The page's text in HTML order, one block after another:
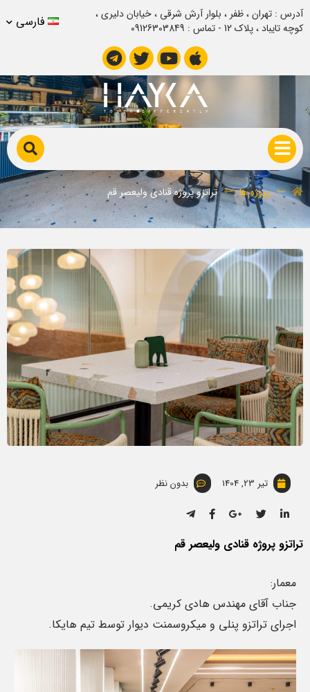
آدرس : تهران ، ظفر ، بلوار آرش شرقی ، خیابان دلیری ،
کوچه تایباد ، پلاک 12 - تماس : 09126303849
فارسی
تراتزو پروژه قنادی ولیعصر قم
پروژه ها تراتزو پروژه قنادی ولیعصر قم
تیر 23, 1404 بدون نظر
تراتزو پروژه قنادی ولیعصر قم
معمار:
جناب آقای مهندس هادی کریمی.
اجرای تراتزو پنلی و میکروسمنت دیوار توسط تیم هایکا.